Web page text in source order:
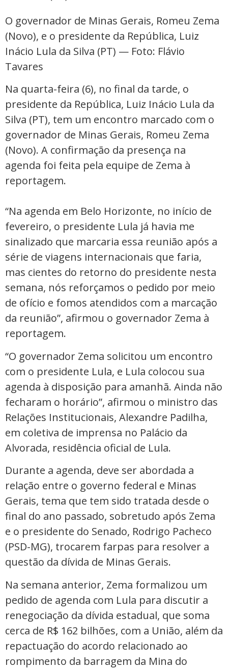
O governador de Minas Gerais, Romeu Zema
(Novo), e o presidente da República, Luiz
Inácio Lula da Silva (PT) — Foto: Flávio
Tavares
Na quarta-feira (6), no final da tarde, o
presidente da República, Luiz Inácio Lula da
Silva (PT), tem um encontro marcado com o
governador de Minas Gerais, Romeu Zema
(Novo). A confirmação da presença na
agenda foi feita pela equipe de Zema à
reportagem.
“Na agenda em Belo Horizonte, no início de
fevereiro, o presidente Lula já havia me
sinalizado que marcaria essa reunião após a
série de viagens internacionais que faria,
mas cientes do retorno do presidente nesta
semana, nós reforçamos o pedido por meio
de ofício e fomos atendidos com a marcação
da reunião”, afirmou o governador Zema à
reportagem.
“O governador Zema solicitou um encontro
com o presidente Lula, e Lula colocou sua
agenda à disposição para amanhã. Ainda não
fecharam o horário”, afirmou o ministro das
Relações Institucionais, Alexandre Padilha,
em coletiva de imprensa no Palácio da
Alvorada, residência oficial de Lula.
Durante a agenda, deve ser abordada a
relação entre o governo federal e Minas
Gerais, tema que tem sido tratada desde o
final do ano passado, sobretudo após Zema
e o presidente do Senado, Rodrigo Pacheco
(PSD-MG), trocarem farpas para resolver a
questão da dívida de Minas Gerais.
Na semana anterior, Zema formalizou um
pedido de agenda com Lula para discutir a
renegociação da dívida estadual, que soma
cerca de R$ 162 bilhões, com a União, além da
repactuação do acordo relacionado ao
rompimento da barragem da Mina do